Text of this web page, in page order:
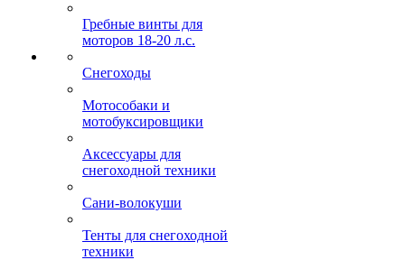
Гребные винты для
моторов 18-20 л.с.
Снегоходы
Мотособаки и
мотобуксировщики
Аксессуары для
снегоходной техники
Сани-волокуши
Тенты для снегоходной
техники